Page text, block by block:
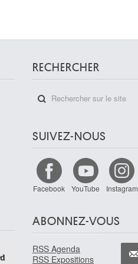
RECHERCHER
SUIVEZ-NOUS
Facebook YouTube Instagram
ABONNEZ-VOUS
RSS Agenda
RSS Expositions